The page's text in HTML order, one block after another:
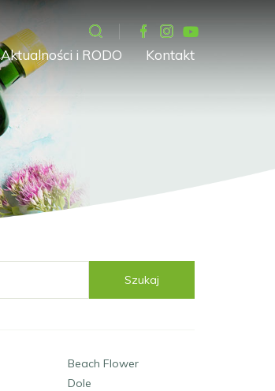
Aktualności i RODO Kontakt
Szukaj
Beach Flower
Dole